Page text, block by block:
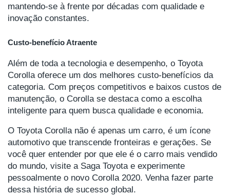
mantendo-se à frente por décadas com qualidade e
inovação constantes.
Custo-benefício Atraente
Além de toda a tecnologia e desempenho, o Toyota
Corolla oferece um dos melhores custo-benefícios da
categoria. Com preços competitivos e baixos custos de
manutenção, o Corolla se destaca como a escolha
inteligente para quem busca qualidade e economia.
O Toyota Corolla não é apenas um carro, é um ícone
automotivo que transcende fronteiras e gerações. Se
você quer entender por que ele é o carro mais vendido
do mundo, visite a Saga Toyota e experimente
pessoalmente o novo Corolla 2020. Venha fazer parte
dessa história de sucesso global.